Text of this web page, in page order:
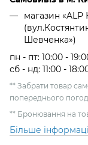
магазин «ALP
Шевченка»)
пн - пт: 10:00 -
сб - нд: 11:00 -
** Забрати товар
попереднього
** Бронювання на
Більше